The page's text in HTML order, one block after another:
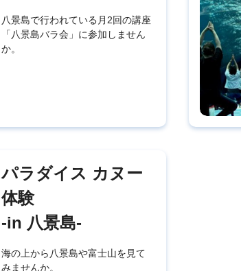
八景島で行われている月2回の講座
「八景島バラ会」に参加しません
か。
パラダイス カヌー
体験
-in 八景島-
海の上から八景島や富士山を見て
みませんか。